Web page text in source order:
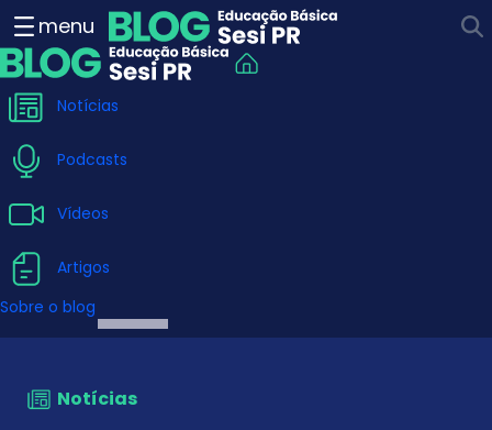
Questões
menu
Notícias
Podcasts
Vídeos
Artigos
Sobre o blog
Notícias